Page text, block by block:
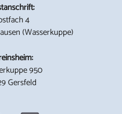
4
(Wasserkuppe)
950
Gersfeld